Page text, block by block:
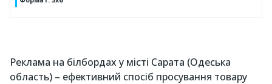
Реклама на білбордах у місті Сарата (Одеська
область) – ефективний спосіб просування товару